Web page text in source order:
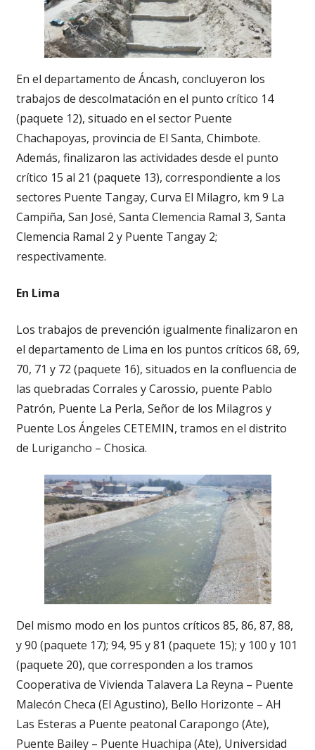
En el departamento de Áncash, concluyeron los
trabajos de descolmatación en el punto crítico 14
(paquete 12), situado en el sector Puente
Chachapoyas, provincia de El Santa, Chimbote.
Además, finalizaron las actividades desde el punto
crítico 15 al 21 (paquete 13), correspondiente a los
sectores Puente Tangay, Curva El Milagro, km 9 La
Campiña, San José, Santa Clemencia Ramal 3, Santa
Clemencia Ramal 2 y Puente Tangay 2;
respectivamente.
En Lima
Los trabajos de prevención igualmente finalizaron en
el departamento de Lima en los puntos críticos 68, 69,
70, 71 y 72 (paquete 16), situados en la confluencia de
las quebradas Corrales y Carossio, puente Pablo
Patrón, Puente La Perla, Señor de los Milagros y
Puente Los Ángeles CETEMIN, tramos en el distrito
de Lurigancho – Chosica.
Del mismo modo en los puntos críticos 85, 86, 87, 88,
y 90 (paquete 17); 94, 95 y 81 (paquete 15); y 100 y 101
(paquete 20), que corresponden a los tramos
Cooperativa de Vivienda Talavera La Reyna – Puente
Malecón Checa (El Agustino), Bello Horizonte – AH
Las Esteras a Puente peatonal Carapongo (Ate),
Puente Bailey – Puente Huachipa (Ate), Universidad